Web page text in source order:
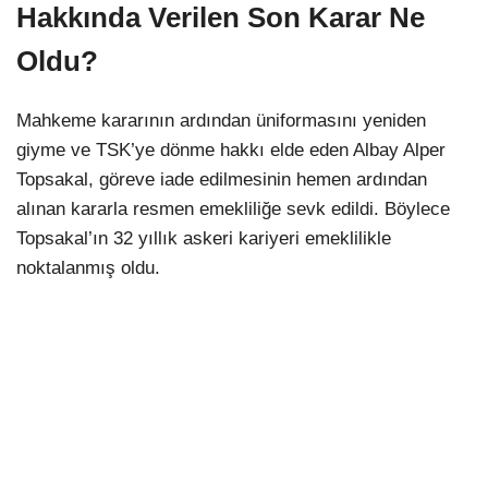
Hakkında Verilen Son Karar Ne
Oldu?
Mahkeme kararının ardından üniformasını yeniden
giyme ve TSK’ye dönme hakkı elde eden Albay Alper
Topsakal, göreve iade edilmesinin hemen ardından
alınan kararla resmen emekliliğe sevk edildi. Böylece
Topsakal’ın 32 yıllık askeri kariyeri emeklilikle
noktalanmış oldu.